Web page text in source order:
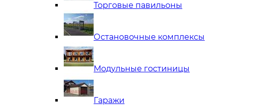
Торговые павильоны
Остановочные комплексы
Модульные гостиницы
Гаражи